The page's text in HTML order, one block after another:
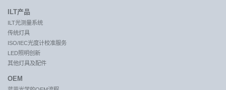
ILT产品
ILT光测量系统
传统灯具
ISO/IEC光度计校准服务
LED照明创新
其他灯具及配件
OEM